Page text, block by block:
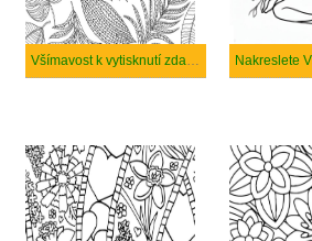
Všímavost k vytisknutí zdarma